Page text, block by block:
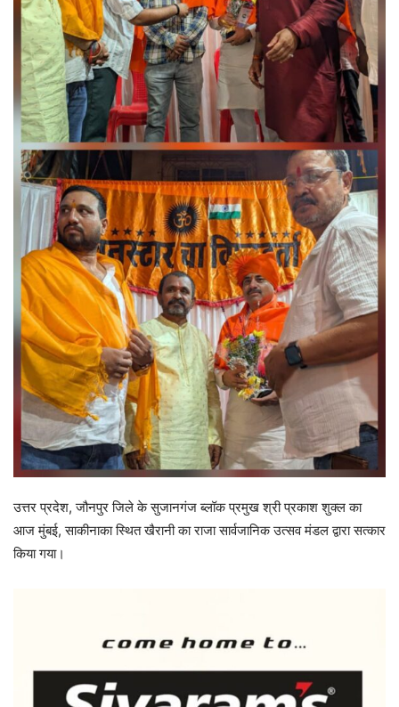
उत्तर प्रदेश, जौनपुर जिले के सुजानगंज ब्लॉक प्रमुख श्री प्रकाश शुक्ल का
आज मुंबई, साकीनाका स्थित खैरानी का राजा सार्वजानिक उत्सव मंडल द्वारा सत्कार
किया गया।